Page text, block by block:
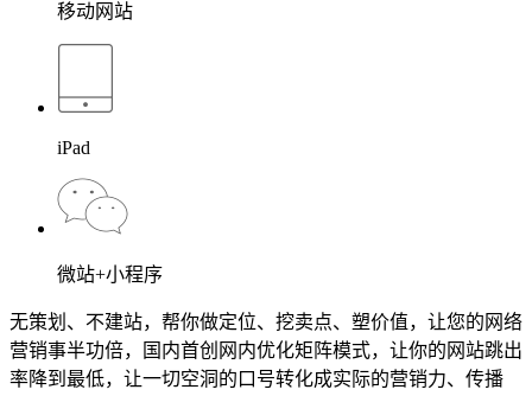
移动网站
iPad
微站+小程序
无策划、不建站，帮你做定位、挖卖点、塑价值，让您的网络
营销事半功倍，国内首创网内优化矩阵模式，让你的网站跳出
率降到最低，让一切空洞的口号转化成实际的营销力、传播